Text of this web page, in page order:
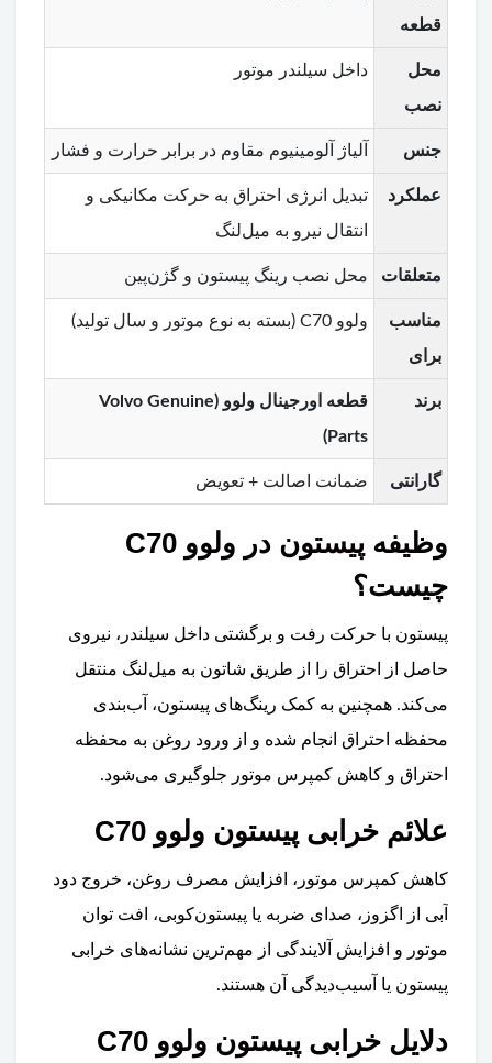
قطعه
محل
نصب
داخل سیلندر موتور
جنس آلیاژ آلومینیوم مقاوم در برابر حرارت و فشار
عملکرد
تبدیل انرژی احتراق به حرکت مکانیکی و
انتقال نیرو به میل‌لنگ
متعلقات محل نصب رینگ پیستون و گژن‌پین
مناسب
برای
ولوو C70 (بسته به نوع موتور و سال تولید)
برند
قطعه اورجینال ولوو (Volvo Genuine
Parts)
گارانتی ضمانت اصالت + تعویض
وظیفه پیستون در ولوو C70
چیست؟
پیستون با حرکت رفت و برگشتی داخل سیلندر، نیروی
حاصل از احتراق را از طریق شاتون به میل‌لنگ منتقل
می‌کند. همچنین به کمک رینگ‌های پیستون، آب‌بندی
محفظه احتراق انجام شده و از ورود روغن به محفظه
احتراق و کاهش کمپرس موتور جلوگیری می‌شود.
علائم خرابی پیستون ولوو C70
کاهش کمپرس موتور، افزایش مصرف روغن، خروج دود
آبی از اگزوز، صدای ضربه یا پیستون‌کوبی، افت توان
موتور و افزایش آلایندگی از مهم‌ترین نشانه‌های خرابی
پیستون یا آسیب‌دیدگی آن هستند.
دلایل خرابی پیستون ولوو C70